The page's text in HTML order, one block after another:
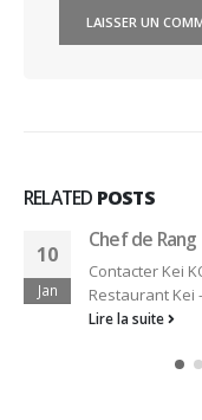
RELATED POSTS
24
Fév
Brigade de
Maison”,
Pour renforcer
Robuchon à